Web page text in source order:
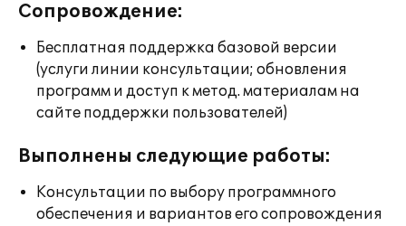
Сопровождение:
Бесплатная поддержка базовой версии
(услуги линии консультации; обновления
программ и доступ к метод. материалам на
сайте поддержки пользователей)
Выполнены следующие работы:
Консультации по выбору программного
обеспечения и вариантов его сопровождения